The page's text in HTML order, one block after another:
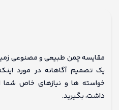
مقایسه چمن طبیعی و مصنوعی
یک تصمیم آگاهانه در مورد
خواسته ها و نیازهای خاص شما
داشت، بگیرید.